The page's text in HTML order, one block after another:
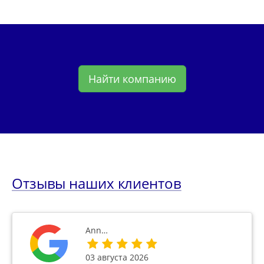
Найти компанию
Отзывы наших клиентов
Ann…
03 августа 2026